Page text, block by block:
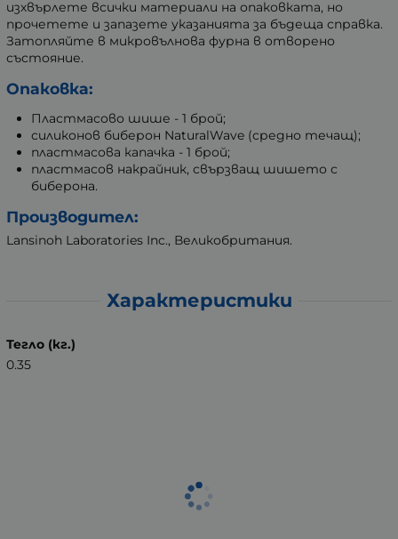
изхвърлете всички материали на опаковката, но
прочетете и запазете указанията за бъдеща справка.
Затопляйте в микровълнова фурна в отворено
състояние.
Опаковка:
Пластмасово шише - 1 брой;
силиконов биберон NaturalWave (средно течащ);
пластмасова капачка - 1 брой;
пластмасов накрайник, свързващ шишето с
биберона.
Производител:
Lansinoh Laboratories Inc., Великобритания.
Характеристики
Тегло (кг.)
0.35